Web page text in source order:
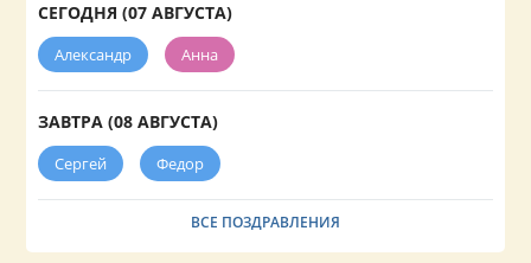
СЕГОДНЯ (07 АВГУСТА)
Александр Анна
ЗАВТРА (08 АВГУСТА)
Сергей Федор
ВСЕ ПОЗДРАВЛЕНИЯ